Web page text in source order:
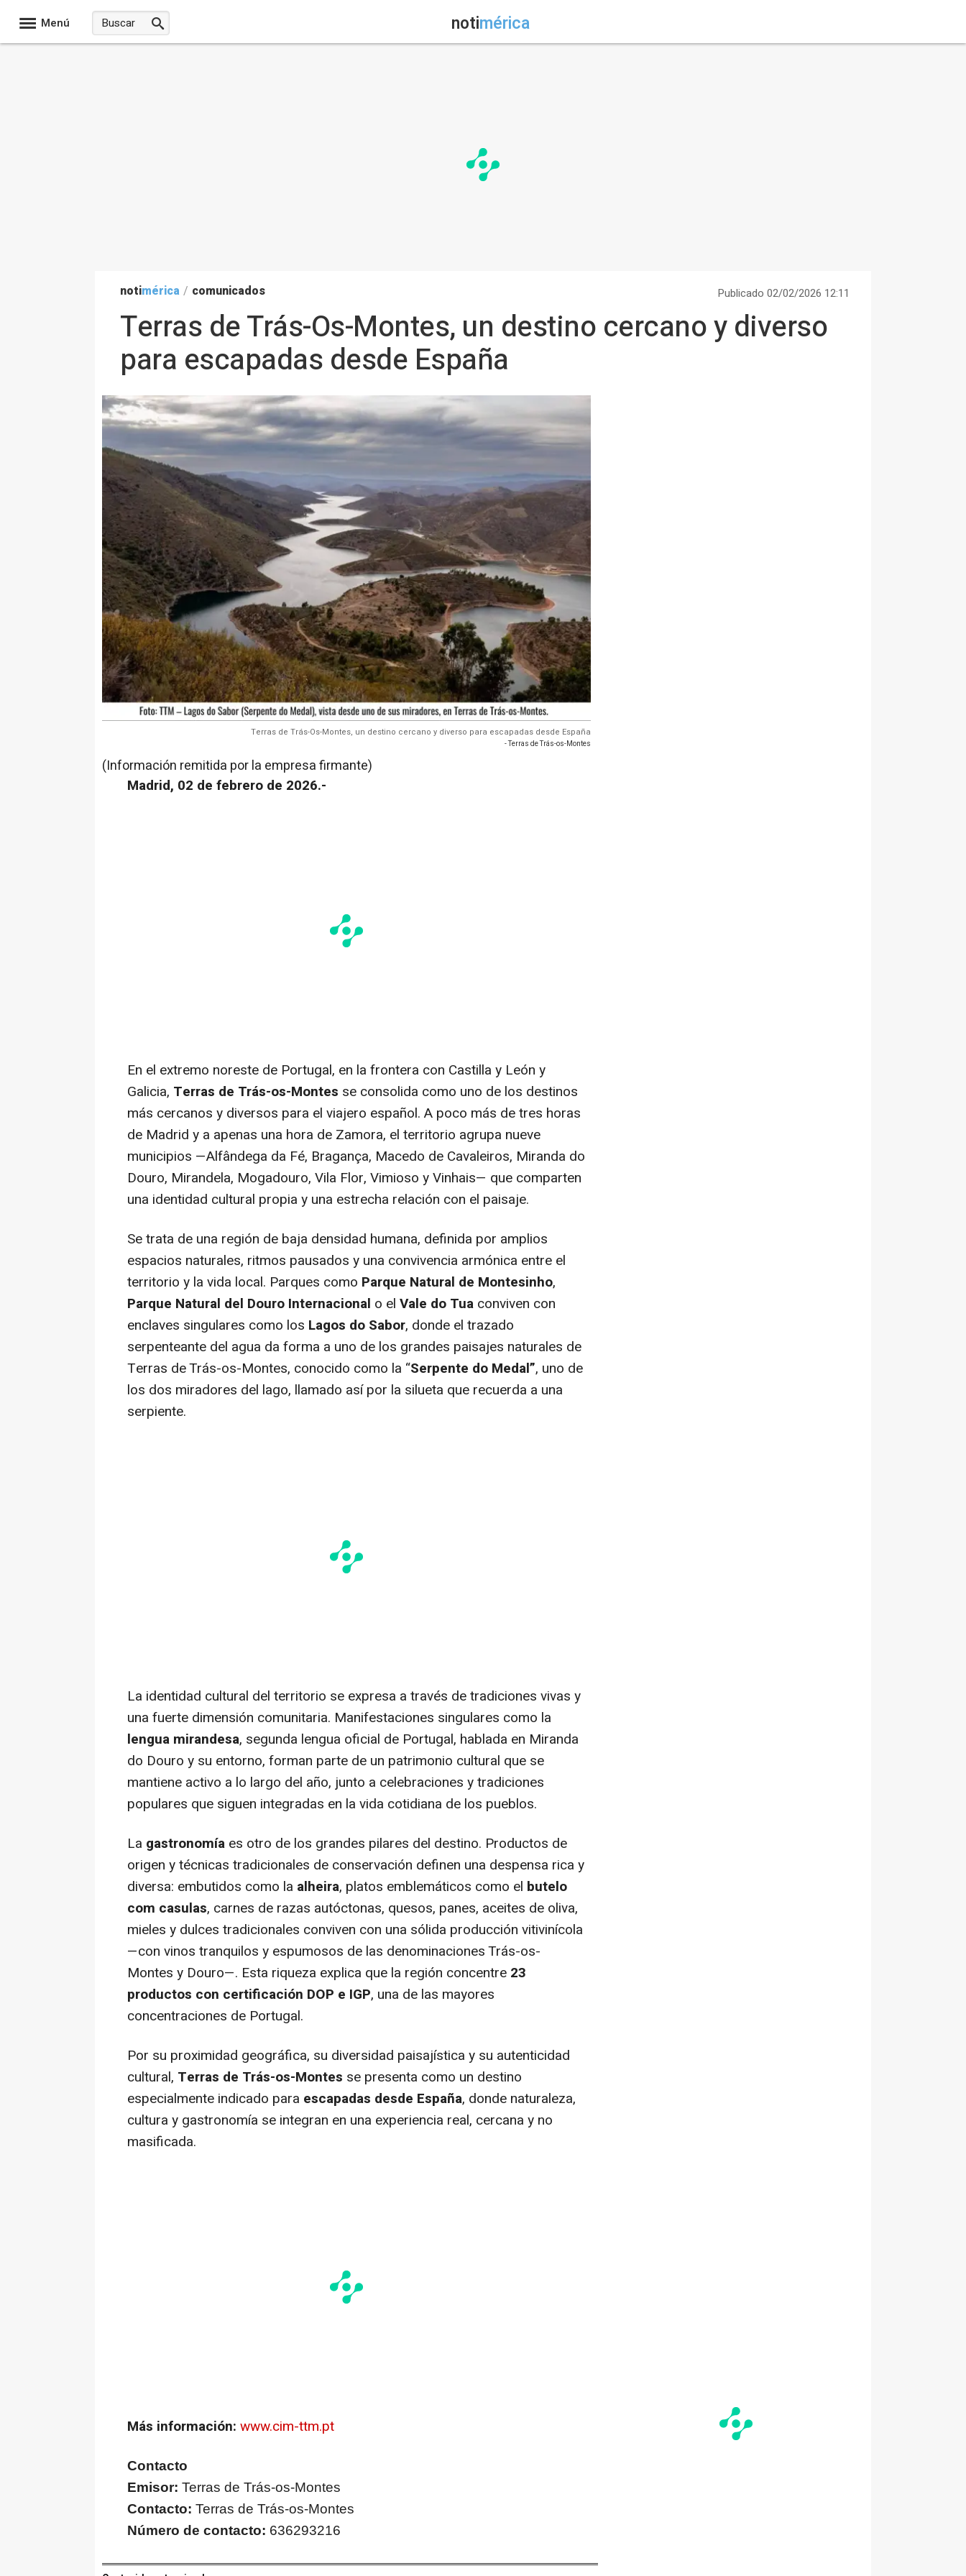
Menú notimérica
notimérica / comunicados Publicado 02/02/2026 12:11
Terras de Trás-Os-Montes, un destino cercano y diverso
para escapadas desde España
Terras de Trás-Os-Montes, un destino cercano y diverso para escapadas desde España
- Terras de Trás-os-Montes
(Información remitida por la empresa firmante)
Madrid, 02 de febrero de 2026.-
En el extremo noreste de Portugal, en la frontera con Castilla y León y
Galicia, Terras de Trás-os-Montes se consolida como uno de los destinos
más cercanos y diversos para el viajero español. A poco más de tres horas
de Madrid y a apenas una hora de Zamora, el territorio agrupa nueve
municipios —Alfândega da Fé, Bragança, Macedo de Cavaleiros, Miranda do
Douro, Mirandela, Mogadouro, Vila Flor, Vimioso y Vinhais— que comparten
una identidad cultural propia y una estrecha relación con el paisaje.
Se trata de una región de baja densidad humana, definida por amplios
espacios naturales, ritmos pausados y una convivencia armónica entre el
territorio y la vida local. Parques como Parque Natural de Montesinho,
Parque Natural del Douro Internacional o el Vale do Tua conviven con
enclaves singulares como los Lagos do Sabor, donde el trazado
serpenteante del agua da forma a uno de los grandes paisajes naturales de
Terras de Trás-os-Montes, conocido como la “Serpente do Medal”, uno de
los dos miradores del lago, llamado así por la silueta que recuerda a una
serpiente.
La identidad cultural del territorio se expresa a través de tradiciones vivas y
una fuerte dimensión comunitaria. Manifestaciones singulares como la
lengua mirandesa, segunda lengua oficial de Portugal, hablada en Miranda
do Douro y su entorno, forman parte de un patrimonio cultural que se
mantiene activo a lo largo del año, junto a celebraciones y tradiciones
populares que siguen integradas en la vida cotidiana de los pueblos.
La gastronomía es otro de los grandes pilares del destino. Productos de
origen y técnicas tradicionales de conservación definen una despensa rica y
diversa: embutidos como la alheira, platos emblemáticos como el butelo
com casulas, carnes de razas autóctonas, quesos, panes, aceites de oliva,
mieles y dulces tradicionales conviven con una sólida producción vitivinícola
—con vinos tranquilos y espumosos de las denominaciones Trás-os-
Montes y Douro—. Esta riqueza explica que la región concentre 23
productos con certificación DOP e IGP, una de las mayores
concentraciones de Portugal.
Por su proximidad geográfica, su diversidad paisajística y su autenticidad
cultural, Terras de Trás-os-Montes se presenta como un destino
especialmente indicado para escapadas desde España, donde naturaleza,
cultura y gastronomía se integran en una experiencia real, cercana y no
masificada.
Más información: www.cim-ttm.pt
Contacto
Emisor: Terras de Trás-os-Montes
Contacto: Terras de Trás-os-Montes
Número de contacto: 636293216